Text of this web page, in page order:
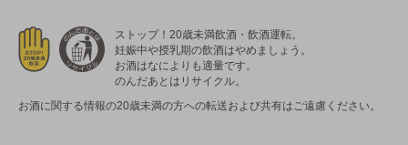
ストップ！20歳未満飲酒・飲酒運転。
妊娠中や授乳期の飲酒はやめましょう。
お酒はなによりも適量です。
のんだあとはリサイクル。
お酒に関する情報の20歳未満の方への転送および共有はご遠慮ください。